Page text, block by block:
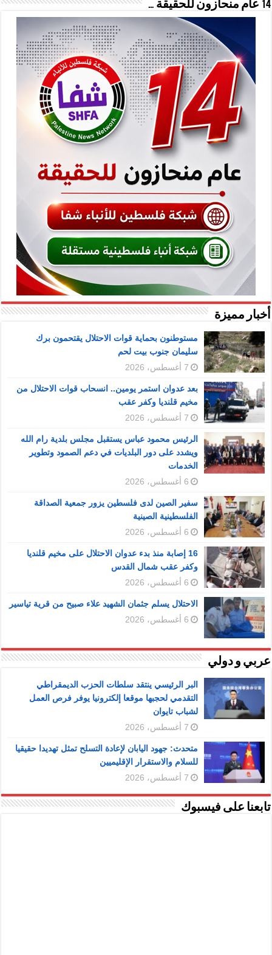
14 عام منحازون للحقيقة …
أخبار مميزة
مستوطنون بحماية قوات الاحتلال يقتحمون برك
سليمان جنوب بيت لحم
7 أغسطس، 2026
بعد عدوان استمر يومين.. انسحاب قوات الاحتلال من
مخيم قلنديا وكفر عقب
7 أغسطس، 2026
الرئيس محمود عباس يستقبل مجلس بلدية رام الله
ويشدد على دور البلديات في دعم الصمود وتطوير
الخدمات
6 أغسطس، 2026
سفير الصين لدى فلسطين يزور جمعية الصداقة
الفلسطينية الصينية
6 أغسطس، 2026
16 إصابة منذ بدء عدوان الاحتلال على مخيم قلنديا
وكفر عقب شمال القدس
6 أغسطس، 2026
الاحتلال يسلم جثمان الشهيد علاء صبيح من قرية تياسير
6 أغسطس، 2026
عربي و دولي
البر الرئيسي ينتقد سلطات الحزب الديمقراطي
التقدمي لحجبها موقعا إلكترونيا يوفر فرص العمل
لشباب تايوان
7 أغسطس، 2026
متحدث: جهود اليابان لإعادة التسلح تمثل تهديدا حقيقيا
للسلام والاستقرار الإقليميين
7 أغسطس، 2026
تابعنا على فيسبوك